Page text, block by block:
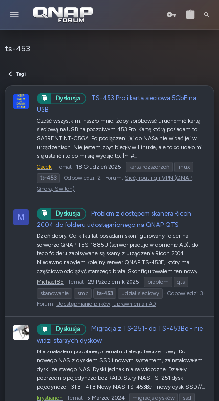
ts-453
Tagi
Dyskusja
TS-453 Pro i karta sieciowa 5GbE na
USB
Cześć wszystkim, naszło mnie, żeby spróbować uruchomić kartę
sieciową na USB na poczciwym 453 Pro. Kartę którą posiadam to
SABRENT NT-C5GA. Po podłączeni jej do NASa nie widać jej w
urządzeniach. Nie jestem zbyt biegły w Linuxie, ale to co udało mi
się ustalić i to co mi się wydaje to: [~] #...
Cacek
Temat 18 Grudzień 2025 karta rozszerzeń
linux
ts-453
Odpowiedzi: 2 Forum: Sieć, routing i VPN (QNAP,
Qhora, Switch)
M Dyskusja
Problem z dostępem skanera Ricoh
2004 do folderu udostępnionego na QNAP QTS
Dzień dobry, Od kilku lat posiadam skonfigurowany folder na
serwerze QNAP TES-1885U (serwer pracuje w domenie AD), do
tego folderu zapisywane są skany z urządzenia Ricoh 2004.
Niedawno nabyłem kolejny serwer QNAP TS-453E, który ma
częściowo odciążyć starszego brata. Skonfigurowałem ten nowy...
Michael85
Temat 29 Październik 2025 problem
qts
skanowanie
smb ts-453 udział sieciowy
Odpowiedzi: 3
Forum: Udostępnianie plików, uprawnienia i AD
Dyskusja
Migracja z TS-251- do TS-453Be - nie
widzi staraych dyskow
Nie znalazłem podobnego tematu dlatego tworze nowy: Do
nowego NAS z dyskiem SSD i nowym systemem, zainstalowałem
dyski ze starego NAS. Dyski jednak nie sa widoczne. Działały
poprzednio pojedynczo bez RAID. Stary NAS TS-251 dyski
pojedyncze - 3TB - 4TB Nowy NAS TS-453Be - nowy dysk SSD //...
krystianen
Temat 5 Marzec 2024 migracja dysków
ssd